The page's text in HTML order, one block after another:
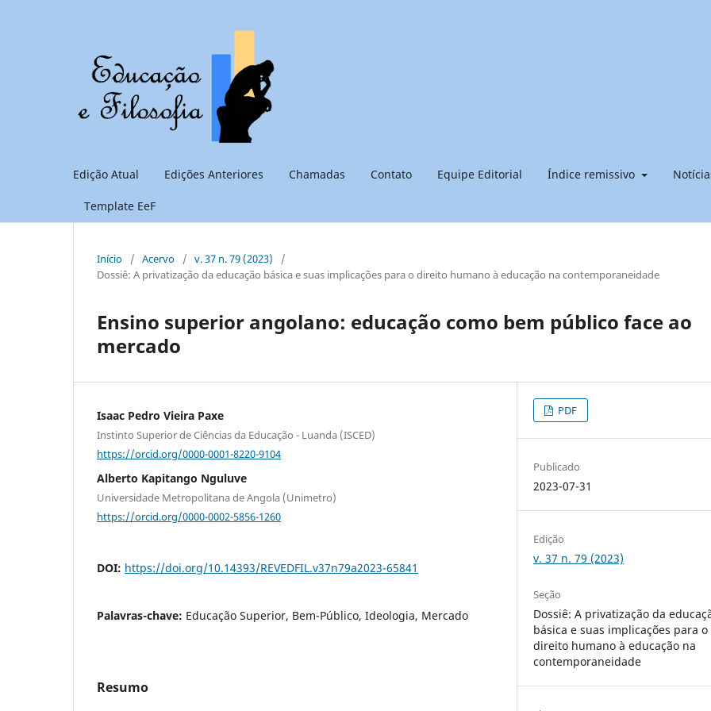
Edição Atual Edições Anteriores Chamadas Contato Equipe Editorial Índice remissivo
Template EeF
Início / Acervo / v. 37 n. 79 (2023)
/
Dossiê: A privatização da educação básica e suas implicações para o direito humano à educação na contemporaneidade
Ensino superior angolano: educação como bem público face ao
mercado
Isaac Pedro Vieira Paxe
Instinto Superior de Ciências da Educação - Luanda (ISCED)
https://orcid.org/0000-0001-8220-9104
Alberto Kapitango Nguluve
Universidade Metropolitana de Angola (Unimetro)
https://orcid.org/0000-0002-5856-1260
DOI: https://doi.org/10.14393/REVEDFIL.v37n79a2023-65841
Palavras-chave: Educação Superior, Bem-Público, Ideologia, Mercado
Resumo
PDF
Publicado
2023-07-31
Edição
v. 37 n. 79 (2023)
Seção
Dossiê: A privatização da
básica e suas implicações para o
direito humano à educação na
contemporaneidade